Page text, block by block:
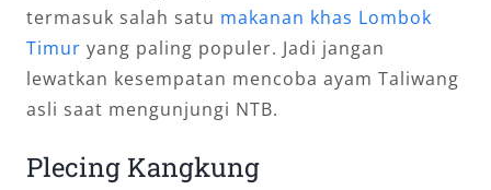
termasuk salah satu makanan khas Lombok
Timur yang paling populer. Jadi jangan
lewatkan kesempatan mencoba ayam Taliwang
asli saat mengunjungi NTB.
Plecing Kangkung